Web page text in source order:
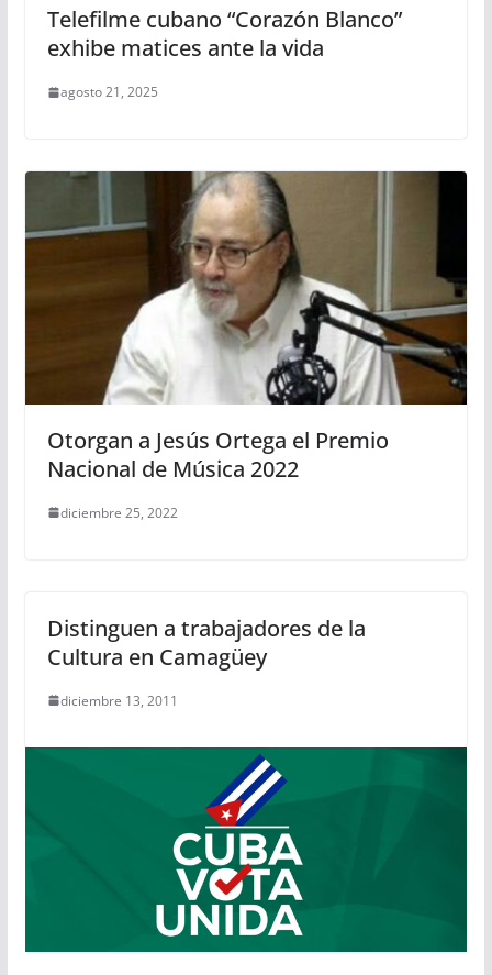
Telefilme cubano “Corazón Blanco”
exhibe matices ante la vida
agosto 21, 2025
Otorgan a Jesús Ortega el Premio
Nacional de Música 2022
diciembre 25, 2022
Distinguen a trabajadores de la
Cultura en Camagüey
diciembre 13, 2011